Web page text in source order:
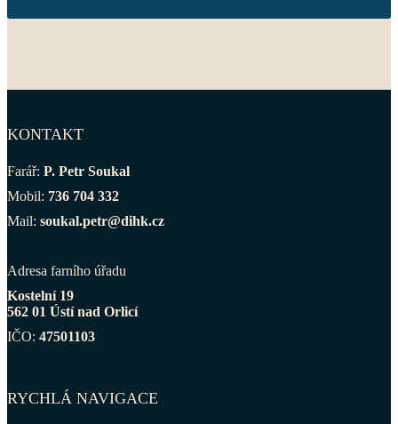
KONTAKT
Farář: P. Petr Soukal
Mobil: 736 704 332
Mail: soukal.petr@dihk.cz
Adresa farního úřadu
Kostelní 19
562 01 Ústí nad Orlicí
IČO: 47501103
RYCHLÁ NAVIGACE